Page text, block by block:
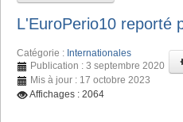
L'EuroPerio10 reporté
Catégorie : Internationales
Publication : 3 septembre 2020
Mis à jour : 17 octobre 2023
Affichages : 2064